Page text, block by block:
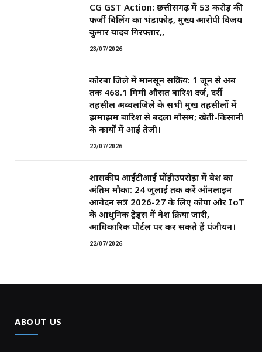
CG GST Action: छत्तीसगढ़ में 53 करोड़ की
फर्जी बिलिंग का भंडाफोड़, मुख्य आरोपी विजय
कुमार यादव गिरफ्तार,,
23/07/2026
कोरबा जिले में मानसून सक्रिय: 1 जून से अब
तक 468.1 मिमी औसत बारिश दर्ज, दर्री
तहसील अव्वलजिले के सभी प्रमुख तहसीलों में
झमाझम बारिश से बदला मौसम; खेती-किसानी
के कार्यों में आई तेजी।
22/07/2026
शासकीय आईटीआई पोंड़ीउपरोड़ा में प्रवेश का
अंतिम मौका: 24 जुलाई तक करें ऑनलाइन
आवेदन सत्र 2026-27 के लिए कोपा और IoT
के आधुनिक ट्रेड्स में प्रवेश प्रक्रिया जारी,
आधिकारिक पोर्टल पर कर सकते हैं पंजीयन।
22/07/2026
ABOUT US